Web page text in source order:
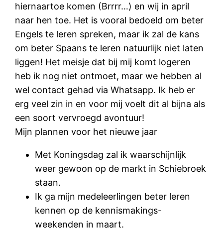
hiernaartoe komen (Brrrr…) en wij in april
naar hen toe. Het is vooral bedoeld om beter
Engels te leren spreken, maar ik zal de kans
om beter Spaans te leren natuurlijk niet laten
liggen! Het meisje dat bij mij komt logeren
heb ik nog niet ontmoet, maar we hebben al
wel contact gehad via Whatsapp. Ik heb er
erg veel zin in en voor mij voelt dit al bijna als
een soort vervroegd avontuur!
Mijn plannen voor het nieuwe jaar
Met Koningsdag zal ik waarschijnlijk
weer gewoon op de markt in Schiebroek
staan.
Ik ga mijn medeleerlingen beter leren
kennen op de kennismakings-
weekenden in maart.